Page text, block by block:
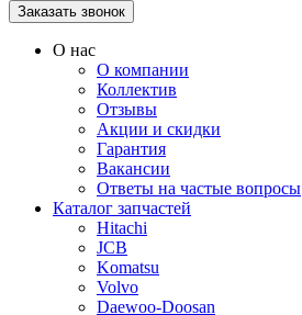
О нас
О компании
Коллектив
Отзывы
Акции и скидки
Гарантия
Вакансии
Ответы на частые вопросы
Каталог запчастей
Hitachi
JCB
Komatsu
Volvo
Daewoo-Doosan